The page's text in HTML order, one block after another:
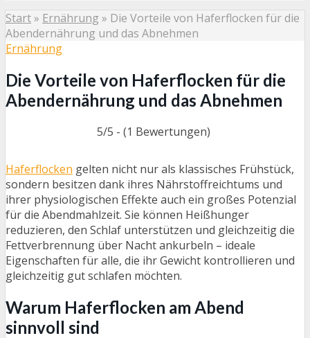
Start» Ernährung » Die Vorteile von Haferflocken für die
Abendernährung und das Abnehmen
Ernährung
Die Vorteile von Haferflocken für die
Abendernährung und das Abnehmen
5/5 - (1 Bewertungen)
Haferflocken gelten nicht nur als klassisches Frühstück,
sondern besitzen dank ihres Nährstoffreichtums und
ihrer physiologischen Effekte auch ein großes Potenzial
für die Abendmahlzeit. Sie können Heißhunger
reduzieren, den Schlaf unterstützen und gleichzeitig die
Fettverbrennung über Nacht ankurbeln – ideale
Eigenschaften für alle, die ihr Gewicht kontrollieren und
gleichzeitig gut schlafen möchten.
Warum Haferflocken am Abend
sinnvoll sind